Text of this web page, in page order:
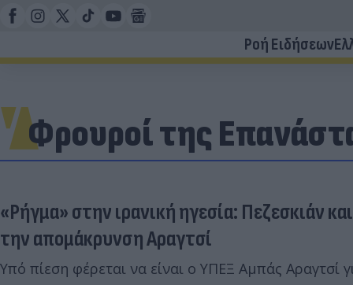
Ροή Ειδήσεων
Φρουροί της
«Ρήγμα» στην ιρανική ηγεσία: Πεζεσκιάν
την απομάκρυνση Αραγτσί
Υπό πίεση φέρεται να είναι ο ΥΠΕΞ Αμπάς Αραγτσί